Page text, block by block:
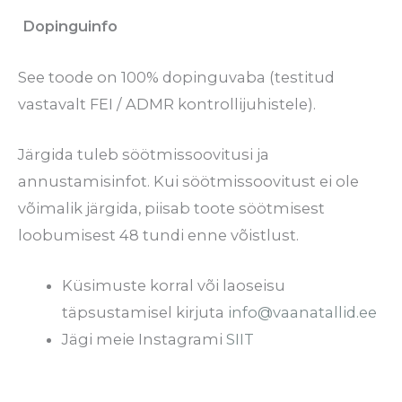
Dopinguinfo
See toode on 100% dopinguvaba (testitud
vastavalt FEI / ADMR kontrollijuhistele).
Järgida tuleb söötmissoovitusi ja
annustamisinfot. Kui söötmissoovitust ei ole
võimalik järgida, piisab toote söötmisest
loobumisest 48 tundi enne võistlust.
Küsimuste korral või laoseisu
täpsustamisel kirjuta info@vaanatallid.ee
Jägi meie InstagramiSIIT